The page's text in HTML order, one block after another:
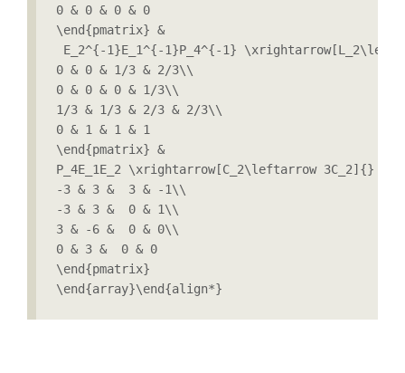
0 & 0 & 0 & 0
\end{pmatrix} &
E_2^{-1}E_1^{-1}P_4^{-1}
0 & 0 & 1/3 & 2/3\\
0 & 0 & 0 & 1/3\\
1/3 & 1/3 & 2/3 & 2/3\\
0 & 1 & 1 & 1
\end{pmatrix} &
P_4E_1E_2 \xrightarrow[C_2\leftarrow 3C_2]{}
-3 & 3 &  3 & -1\\
-3 & 3 &  0 & 1\\
3 & -6 &  0 & 0\\
0 & 3 &  0 & 0
\end{pmatrix}
\end{array}\end{align*}